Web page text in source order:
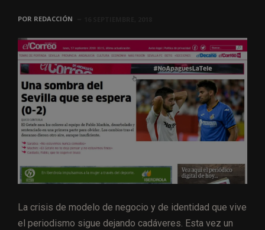
POR REDACCIÓN
La crisis de modelo de negocio y de identidad que vive
el periodismo sigue dejando cadáveres. Esta vez un